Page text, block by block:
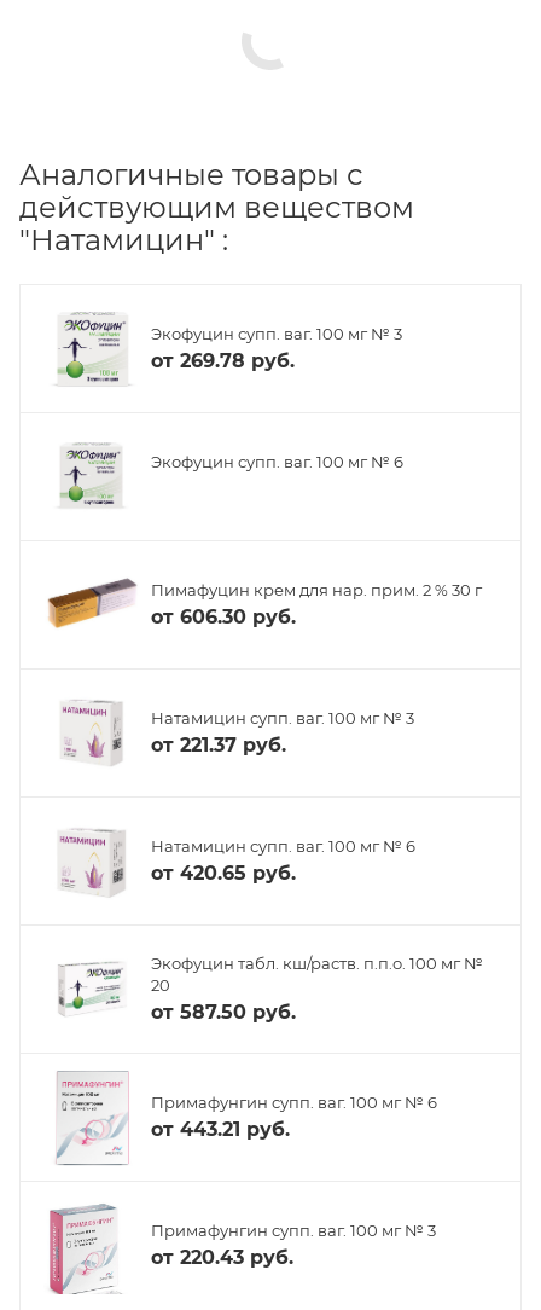
Аналогичные товары с
действующим веществом
"Натамицин" :
Экофуцин супп. ваг. 100 мг № 3
от 269.78 руб.
Экофуцин супп. ваг. 100 мг № 6
Пимафуцин крем для нар. прим. 2 % 30 г
от 606.30 руб.
Натамицин супп. ваг. 100 мг № 3
от 221.37 руб.
Натамицин супп. ваг. 100 мг № 6
от 420.65 руб.
Экофуцин табл. кш/раств. п.п.о. 100 мг №
20
от 587.50 руб.
Примафунгин супп. ваг. 100 мг № 6
от 443.21 руб.
Примафунгин супп. ваг. 100 мг № 3
от 220.43 руб.